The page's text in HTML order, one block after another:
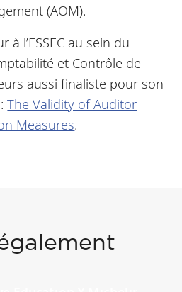
(AOM).
à l’ESSEC au sein du
et Contrôle de
aussi finaliste pour son
:The Validity of Auditor
Measures.